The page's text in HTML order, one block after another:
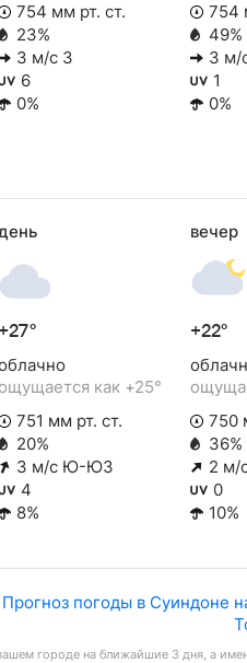
754 мм рт. ст.
23%
3 м/с З
6
0%
754
49%
3 м/
1
0%
+27°
ощущается как +25°
751 мм рт. ст.
20%
3 м/с Ю-ЮЗ
4
8%
вечер
+22°
750
36%
2 м/
0
10%
Прогноз погоды в Суиндоне
городе на ближайшие 3 дня, а